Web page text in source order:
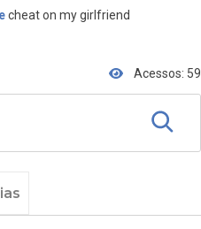
cheat on my girlfriend
Acessos: 59